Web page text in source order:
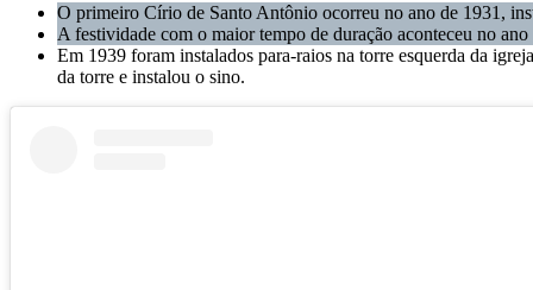
O primeiro Círio de Santo Antônio ocorreu no ano de 1931,
A festividade com o maior tempo de duração aconteceu no
Em 1939 foram instalados para-raios na torre esquerda da
da torre e instalou o sino.